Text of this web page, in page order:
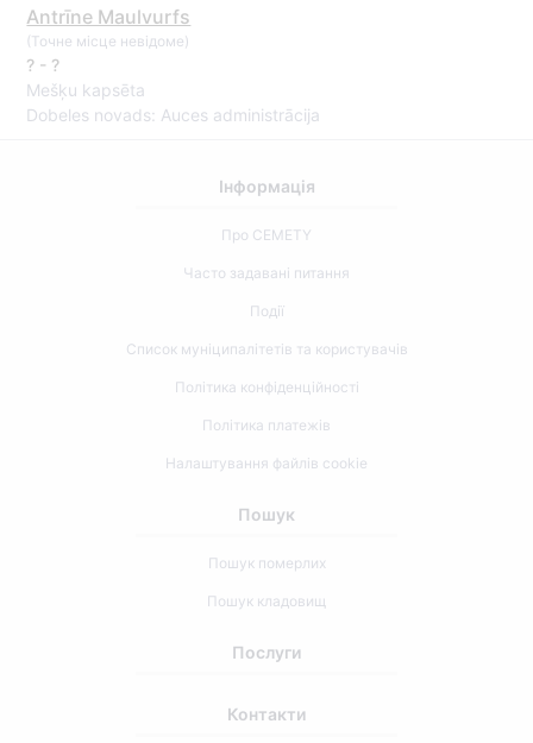
Antrīne Maulvurfs
(Точне місце невідоме)
? - ?
Mešķu kapsēta
Dobeles novads: Auces administrācija
Інформація
Про CEMETY
Часто задавані питання
Події
Список муніципалітетів та користувачів
Політика конфіденційності
Політика платежів
Налаштування файлів cookie
Пошук
Пошук померлих
Пошук кладовищ
Послуги
Контакти